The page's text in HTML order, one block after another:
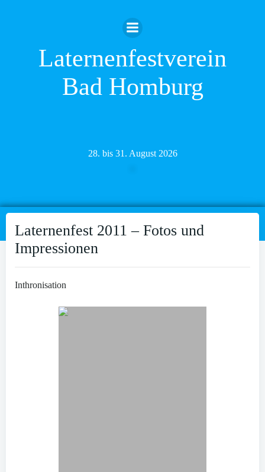
Inhalt
springen
Laternenfestverein
Bad Homburg
28. bis 31. August 2026
Laternenfest 2011 – Fotos und
Impressionen
Inthronisation